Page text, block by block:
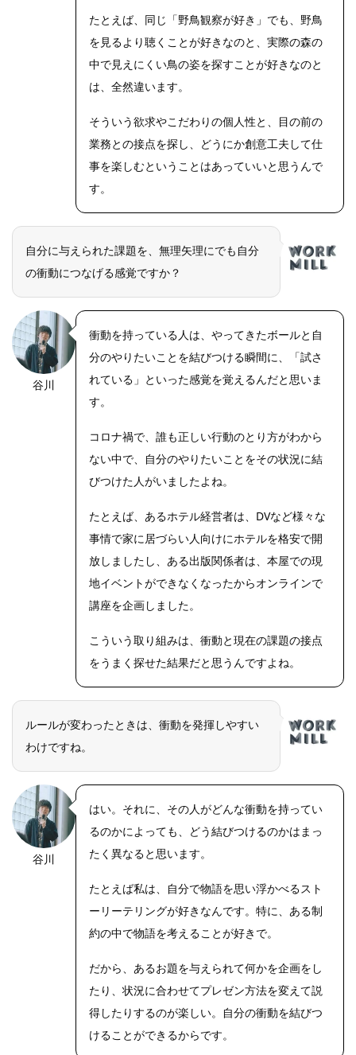
たとえば、同じ「野鳥観察が好き」でも、野鳥
を見るより聴くことが好きなのと、実際の森の
中で見えにくい鳥の姿を探すことが好きなのと
は、全然違います。
そういう欲求やこだわりの個人性と、目の前の
業務との接点を探し、どうにか創意工夫して仕
事を楽しむということはあっていいと思うんで
す。
自分に与えられた課題を、無理矢理にでも自分
の衝動につなげる感覚ですか？
谷川
衝動を持っている人は、やってきたボールと自
分のやりたいことを結びつける瞬間に、「試さ
れている」といった感覚を覚えるんだと思いま
す。
コロナ禍で、誰も正しい行動のとり方がわから
ない中で、自分のやりたいことをその状況に結
びつけた人がいましたよね。
たとえば、あるホテル経営者は、DVなど様々な
事情で家に居づらい人向けにホテルを格安で開
放しましたし、ある出版関係者は、本屋での現
地イベントができなくなったからオンラインで
講座を企画しました。
こういう取り組みは、衝動と現在の課題の接点
をうまく探せた結果だと思うんですよね。
ルールが変わったときは、衝動を発揮しやすい
わけですね。
谷川
はい。それに、その人がどんな衝動を持ってい
るのかによっても、どう結びつけるのかはまっ
たく異なると思います。
たとえば私は、自分で物語を思い浮かべるスト
ーリーテリングが好きなんです。特に、ある制
約の中で物語を考えることが好きで。
だから、あるお題を与えられて何かを企画をし
たり、状況に合わせてプレゼン方法を変えて説
得したりするのが楽しい。自分の衝動を結びつ
けることができるからです。